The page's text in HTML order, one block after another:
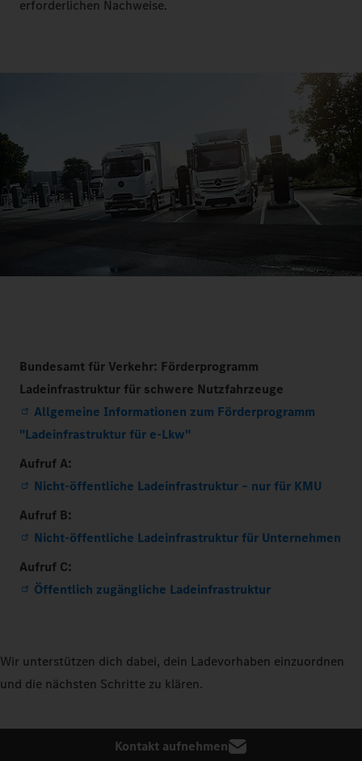
erforderlichen Nachweise.
Bundesamt für Verkehr: Förderprogramm
Ladeinfrastruktur für schwere Nutzfahrzeuge
Allgemeine Informationen zum Förderprogramm
"Ladeinfrastruktur für e-Lkw"
Aufruf A:
Nicht-öffentliche Ladeinfrastruktur – nur für KMU
Aufruf B:
Nicht-öffentliche Ladeinfrastruktur für Unternehmen
Aufruf C:
Öffentlich zugängliche Ladeinfrastruktur
Wir unterstützen dich dabei, dein Ladevorhaben einzuordnen
und die nächsten Schritte zu klären.
Kontakt aufnehmen